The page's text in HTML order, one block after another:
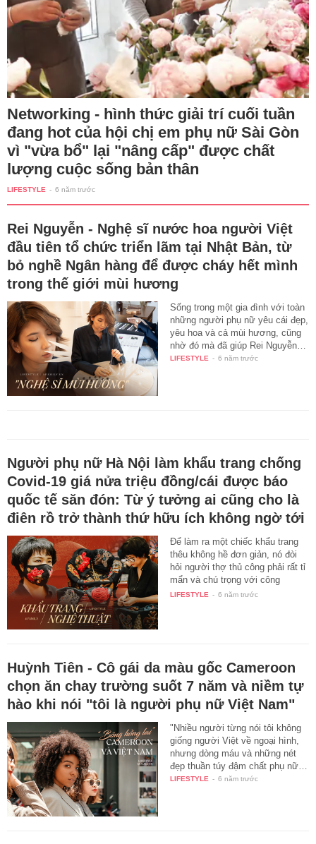
Networking - hình thức giải trí cuối tuần
đang hot của hội chị em phụ nữ Sài Gòn
vì "vừa bổ" lại "nâng cấp" được chất
lượng cuộc sống bản thân
LIFESTYLE - 6 năm trước
Rei Nguyễn - Nghệ sĩ nước hoa người Việt
đầu tiên tổ chức triển lãm tại Nhật Bản, từ
bỏ nghề Ngân hàng để được cháy hết mình
trong thế giới mùi hương
Sống trong một gia đình với toàn
những người phụ nữ yêu cái đẹp,
yêu hoa và cả mùi hương, cũng
nhờ đó mà đã giúp Rei Nguyễn…
LIFESTYLE - 6 năm trước
Người phụ nữ Hà Nội làm khẩu trang chống
Covid-19 giá nửa triệu đồng/cái được báo
quốc tế săn đón: Từ ý tưởng ai cũng cho là
điên rồ trở thành thứ hữu ích không ngờ tới
Để làm ra một chiếc khẩu trang
thêu không hề đơn giản, nó đòi
hỏi người thợ thủ công phải rất tỉ
mẩn và chú trọng với công
việc…
LIFESTYLE - 6 năm trước
Huỳnh Tiên - Cô gái da màu gốc Cameroon
chọn ăn chay trường suốt 7 năm và niềm tự
hào khi nói "tôi là người phụ nữ Việt Nam"
"Nhiều người từng nói tôi không
giống người Việt về ngoại hình,
nhưng dòng máu và những nét
đẹp thuần túy đậm chất phụ nữ…
LIFESTYLE - 6 năm trước